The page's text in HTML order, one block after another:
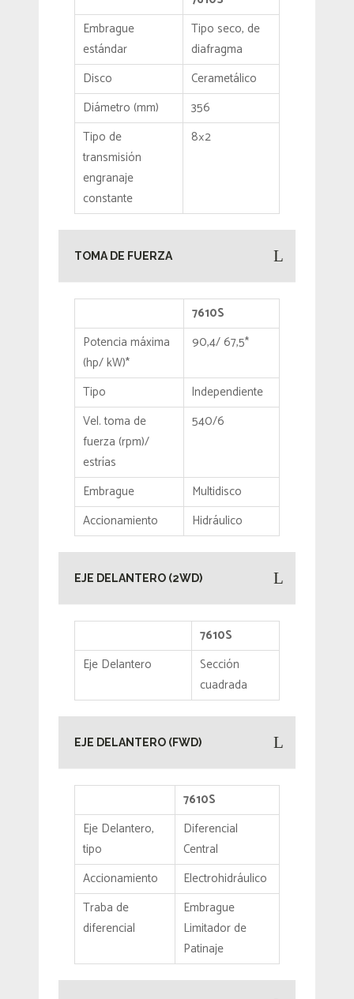
Embrague
estándar
Tipo seco, de
diafragma
Disco
Cerametálico
Diámetro (mm)
356
Tipo de
transmisión
engranaje
constante
8×2
TOMA DE FUERZA
7610S
Potencia máxima
(hp/ kW)*
90,4/ 67,5*
Tipo
lndependiente
Vel. toma de
fuerza (rpm)/
estrías
540/6
Embrague
Multidisco
Accionamiento
Hidráulico
EJE DELANTERO (2WD)
7610S
Eje Delantero
Sección
cuadrada
EJE DELANTERO (FWD)
7610S
Eje Delantero,
tipo
Diferencial
Central
Accionamiento
Electrohidráulico
Traba de
diferencial
Embrague
Limitador de
Patinaje